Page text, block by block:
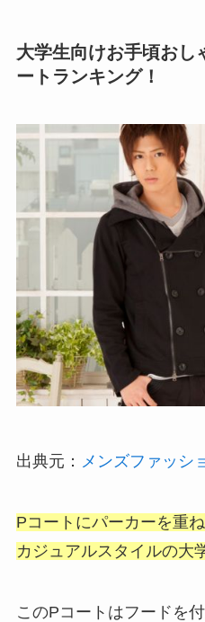
大学生向けお手頃おし
ートランキング！
出典元： メンズファッシ
Pコートにパーカーを重
カジュアルスタイルの大
このPコートはフードを